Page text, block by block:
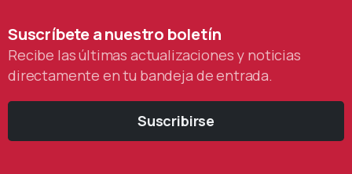
Suscríbeteanuestro boletín
Recibe las últimas actualizaciones y noticias
directamente en tu bandeja de entrada.
Suscribirse